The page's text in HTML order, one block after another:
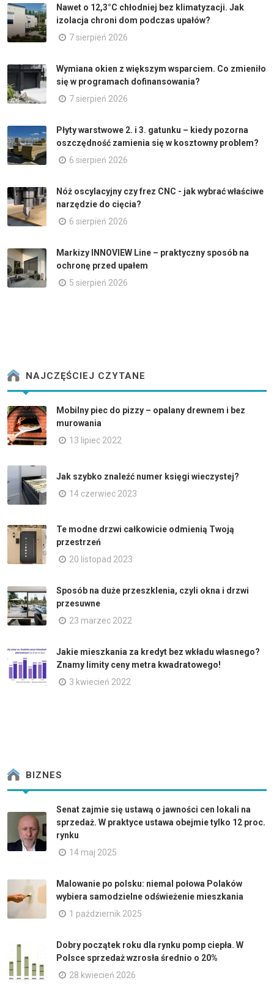
Nawet o 12,3°C chłodniej bez klimatyzacji. Jak
izolacja chroni dom podczas upałów?
7 sierpień 2026
Wymiana okien z większym wsparciem. Co zmieniło
się w programach dofinansowania?
7 sierpień 2026
Płyty warstwowe 2. i 3. gatunku – kiedy pozorna
oszczędność zamienia się w kosztowny problem?
6 sierpień 2026
Nóż oscylacyjny czy frez CNC - jak wybrać właściwe
narzędzie do cięcia?
6 sierpień 2026
Markizy INNOVIEW Line – praktyczny sposób na
ochronę przed upałem
5 sierpień 2026
NAJCZĘŚCIEJ CZYTANE
Mobilny piec do pizzy – opalany drewnem i bez
murowania
13 lipiec 2022
Jak szybko znaleźć numer księgi wieczystej?
14 czerwiec 2023
Te modne drzwi całkowicie odmienią Twoją
przestrzeń
20 listopad 2023
Sposób na duże przeszklenia, czyli okna i drzwi
przesuwne
23 marzec 2022
Jakie mieszkania za kredyt bez wkładu własnego?
Znamy limity ceny metra kwadratowego!
3 kwiecień 2022
BIZNES
Senat zajmie się ustawą o jawności cen lokali na
sprzedaż. W praktyce ustawa obejmie tylko 12 proc.
rynku
14 maj 2025
Malowanie po polsku: niemal połowa Polaków
wybiera samodzielne odświeżenie mieszkania
1 październik 2025
Dobry początek roku dla rynku pomp ciepła. W
Polsce sprzedaż wzrosła średnio o 20%
28 kwiecień 2026